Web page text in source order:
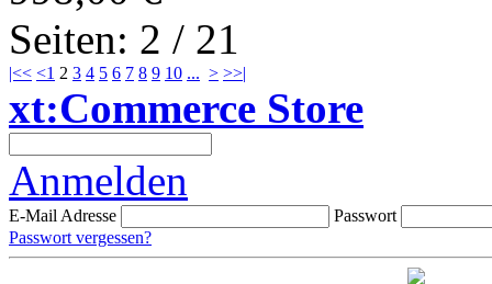
Seiten: 2 / 21
|<< <1 2 3 4 5 6 7 8 9 10 ... > >>|
xt:Commerce Store
Anmelden
E-Mail Adresse
Passwort
Passwort vergessen?